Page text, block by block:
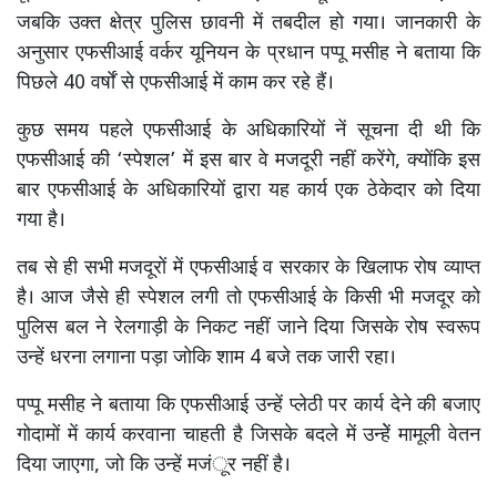
जबकि उक्त क्षेत्र पुलिस छावनी में तबदील हो गया। जानकारी के
अनुसार एफसीआई वर्कर यूनियन के प्रधान पप्पू मसीह ने बताया कि
पिछले 40 वर्षाें से एफसीआई में काम कर रहे हैं।
कुछ समय पहले एफसीआई के अधिकारियों नें सूचना दी थी कि
एफसीआई की ‘स्पेशल’ में इस बार वे मजदूरी नहीं करेंगे, क्योंकि इस
बार एफसीआई के अधिकारियों द्वारा यह कार्य एक ठेकेदार को दिया
गया है।
तब से ही सभी मजदूरों में एफसीआई व सरकार के खिलाफ रोष व्याप्त
है। आज जैसे ही स्पेशल लगी तो एफसीआई के किसी भी मजदूर को
पुलिस बल ने रेलगाड़ी के निकट नहीं जाने दिया जिसके रोष स्वरूप
उन्हें धरना लगाना पड़ा जोकि शाम 4 बजे तक जारी रहा।
पप्पू मसीह ने बताया कि एफसीआई उन्हें प्लेठी पर कार्य देने की बजाए
गोदामों में कार्य करवाना चाहती है जिसके बदले में उन्हेें मामूली वेतन
दिया जाएगा, जो कि उन्हें मजंूर नहीं है।